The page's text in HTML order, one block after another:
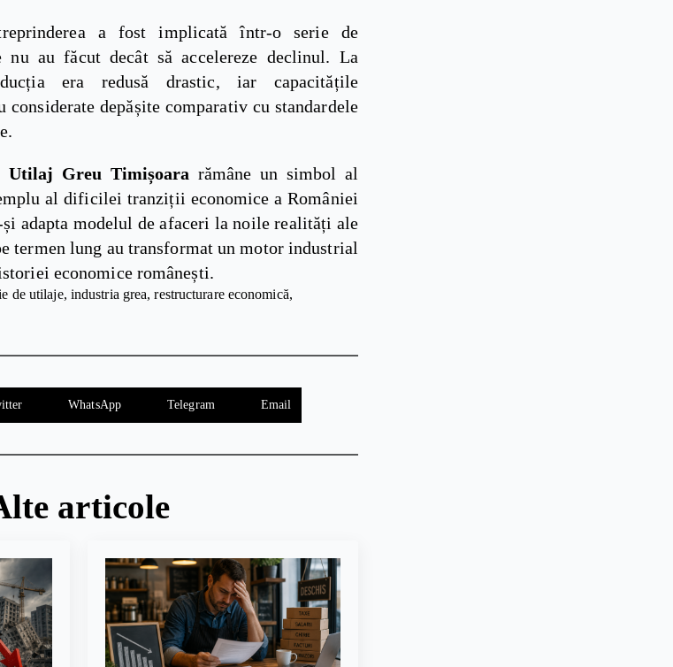
a fost implicată într-o serie de
nu au făcut decât să accelereze declinul. La
era redusă drastic, iar capacitățile
depășite comparativ cu standardele
Utilaj Greu Timișoara rămâne un simbol al
al dificilei tranziții economice a României
adapta modelul de afaceri la noile realități ale
termen lung au transformat un motor industrial
economice românești.
de utilaje industria grea restructurare economică
WhatsApp Telegram Email
articole